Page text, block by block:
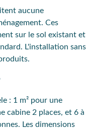
aucune
Ces
sur le sol existant et
L'installation sans
: 1 m² pour une
cabine 2 places, et 6 à
Les dimensions